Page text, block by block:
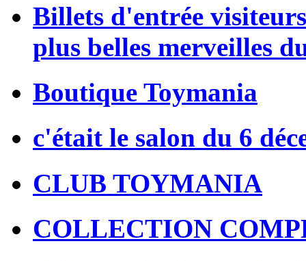
Billets d'entrée
plus belles merveilles
Boutique Toymania
c'était le salon du 6
CLUB TOYMANIA
COLLECTION